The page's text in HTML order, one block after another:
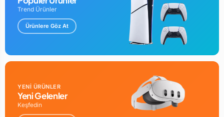
Trend Ürünler
Ürünlere Göz At
YENİ ÜRÜNLER
Yeni Gelenler
Keşfedin